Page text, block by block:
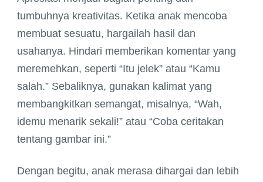
tumbuhnya kreativitas. Ketika anak mencoba
membuat sesuatu, hargailah hasil dan
usahanya. Hindari memberikan komentar yang
meremehkan, seperti “Itu jelek” atau “Kamu
salah.” Sebaliknya, gunakan kalimat yang
membangkitkan semangat, misalnya, “Wah,
idemu menarik sekali!” atau “Coba ceritakan
tentang gambar ini.”
Dengan begitu, anak merasa dihargai dan lebih